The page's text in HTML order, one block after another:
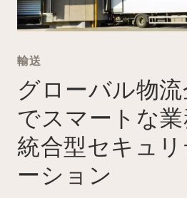
輸送
グローバル物
でスマートな
統合型セキュ
ーション